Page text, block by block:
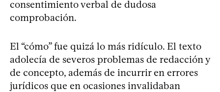
consentimiento verbal de dudosa
comprobación.
El “cómo” fue quizá lo más ridículo. El texto
adolecía de severos problemas de redacción y
de concepto, además de incurrir en errores
jurídicos que en ocasiones invalidaban